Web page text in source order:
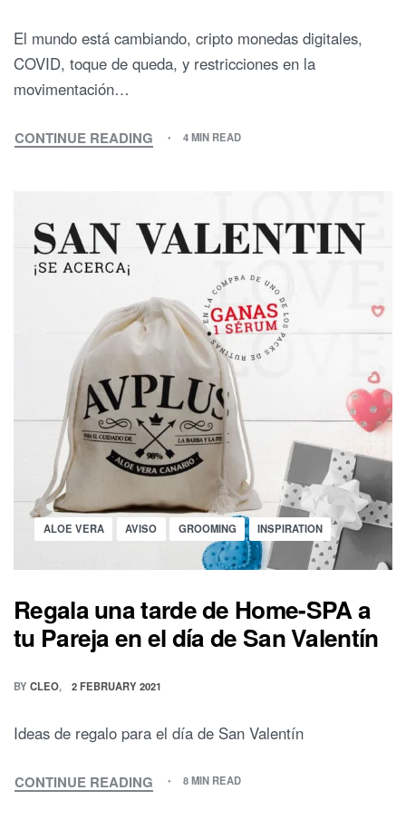
El mundo está cambiando, cripto monedas digitales,
COVID, toque de queda, y restricciones en la
movimentación…
CONTINUE READING
¿CÓMO
DE
LAS
BARBERÍAS?
4 MIN READ
Posted
ALOE VERA AVISO GROOMING INSPIRATION
Regala una tarde de Home-SPA a
tu Pareja en el día de San Valentín
BY CLEO 2 FEBRUARY 2021
Ideas de regalo para el día de San Valentín
CONTINUE READING
REGALA
8 MIN READ